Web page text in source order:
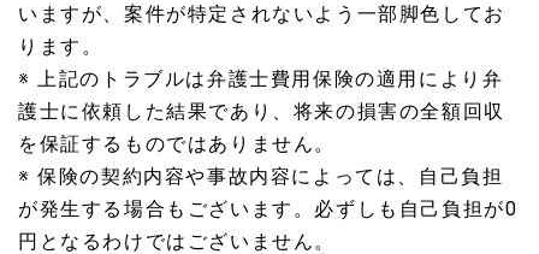
いますが、案件が特定されないよう一部脚色してお
ります。
※ 上記のトラブルは弁護士費用保険の適用により弁
護士に依頼した結果であり、将来の損害の全額回収
を保証するものではありません。
※ 保険の契約内容や事故内容によっては、自己負担
が発生する場合もございます。必ずしも自己負担が0
円となるわけではございません。